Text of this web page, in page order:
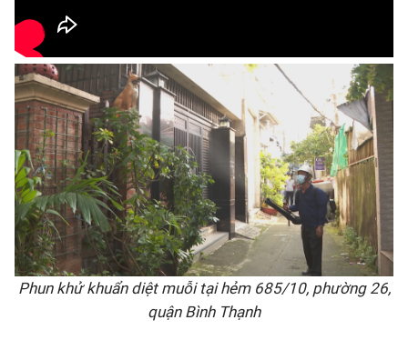
Phun khử khuẩn diệt muỗi tại hẻm 685/10, phường 26,
quận Bình Thạnh